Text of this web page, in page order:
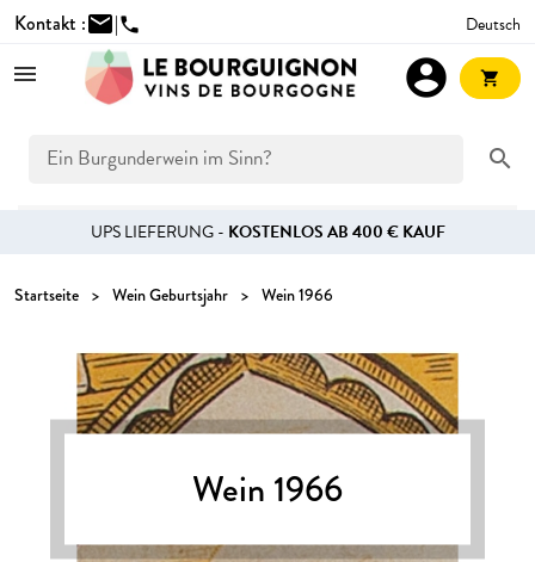
Kontakt :mail|phone Deutsch
search
account_circle shopping_cart
UPS LIEFERUNG - KOSTENLOS AB 400 € KAUF
Startseite Wein Geburtsjahr Wein 1966
Wein 1966